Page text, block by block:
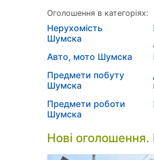
Оголошення в категоріях:
Нерухомість
Шумска
Авто, мото Шумска
Предмети побуту
Шумска
Предмети роботи
Шумска
Нові